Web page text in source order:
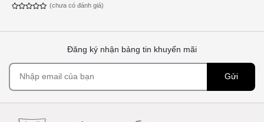
(chưa có đánh giá)
Đăng ký nhận bảng tin khuyến mãi
Gửi